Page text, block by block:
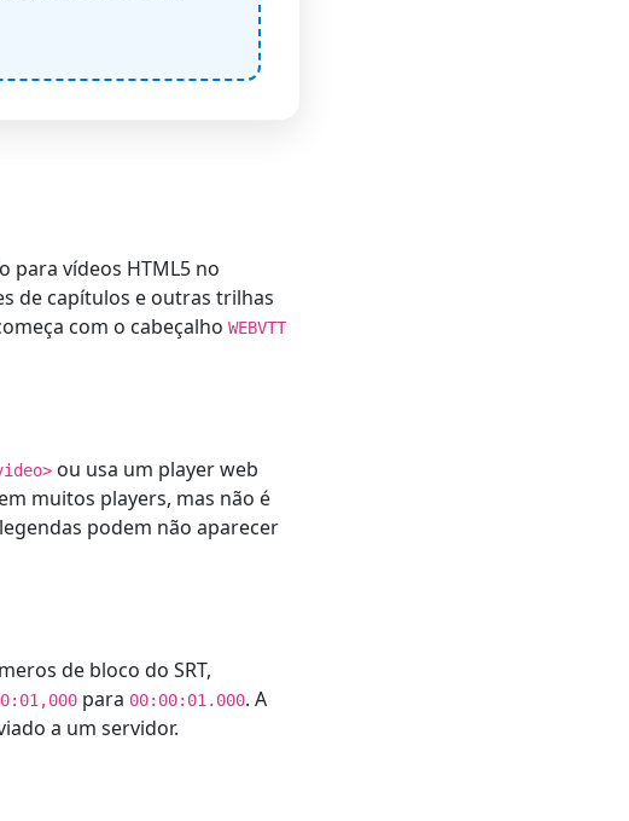
para vídeos HTML5 no
de capítulos e outras trilhas
com o cabeçalho WEBVTT
ou usa um player web
muitos players, mas não é
podem não aparecer
de bloco do SRT,
para 00:00:01.000. A
a um servidor.